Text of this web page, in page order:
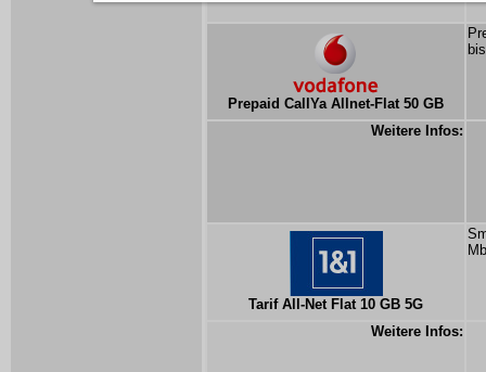
Prepaid CallYa Allnet-Flat 50 GB
Weitere Infos:
Tarif All-Net Flat 10 GB 5G
Weitere Infos: